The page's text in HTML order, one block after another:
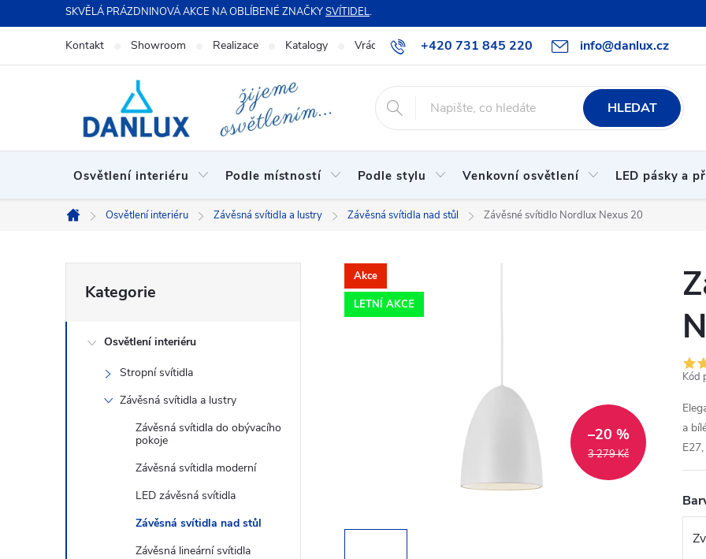
na
SKVĚLÁ PRÁZDNINOVÁ AKCE NA OBLÍBENÉ ZNAČKYSVÍTIDEL.
+420 731 845 220 info@danlux.cz
Kontakt Showroom Realizace Katalogy Vrácení zboží a reklamace O nás B2B spolupráce
HLEDAT
Osvětlení interiéru Podle místností Podle stylu Venkovní osvětlení LED pásky a
Domů
Osvětlení interiéru Závěsná svítidla a lustry Závěsná svítidla nad stůl Závěsné svítidlo Nordlux Nexus 20
o
kategorie
Kategorie
Osvětlení interiéru
Stropní svítidla
Závěsná svítidla a lustry
Závěsná svítidla do obývacího
pokoje
Závěsná svítidla moderní
LED závěsná svítidla
Závěsná svítidla nad stůl
Závěsná lineární svítidla
Akce
LETNÍ AKCE
3 279 Kč
–20 %
Kód
a